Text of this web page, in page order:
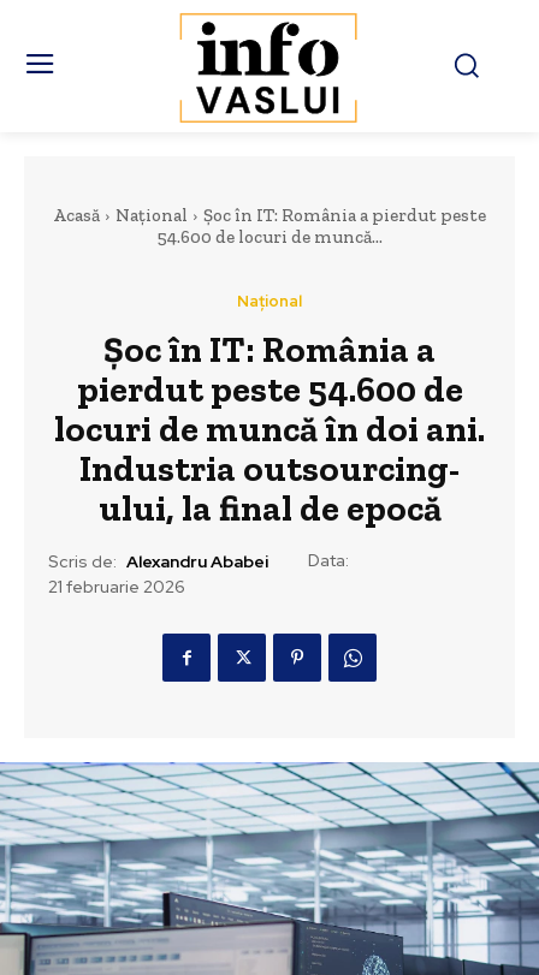
Acasă Național
Șoc în IT: România a pierdut peste
54.600 de locuri de muncă...
Național
Șoc în IT: România a
pierdut peste 54.600 de
locuri de muncă în doi ani.
Industria outsourcing-
ului, la final de epocă
Scris de: Alexandru Ababei
Data:
21 februarie 2026